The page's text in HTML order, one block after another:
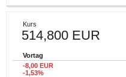
Kurs
514,800 EUR
Vortag
-8,00 EUR
-1,53%